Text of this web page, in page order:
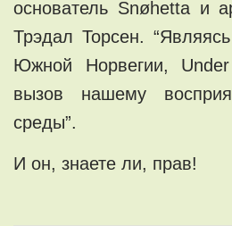
основатель Snøhetta и
Трэдал Торсен.
Южной Норвегии, Under
вызов нашему
среды”.
И он, знаете ли, прав!